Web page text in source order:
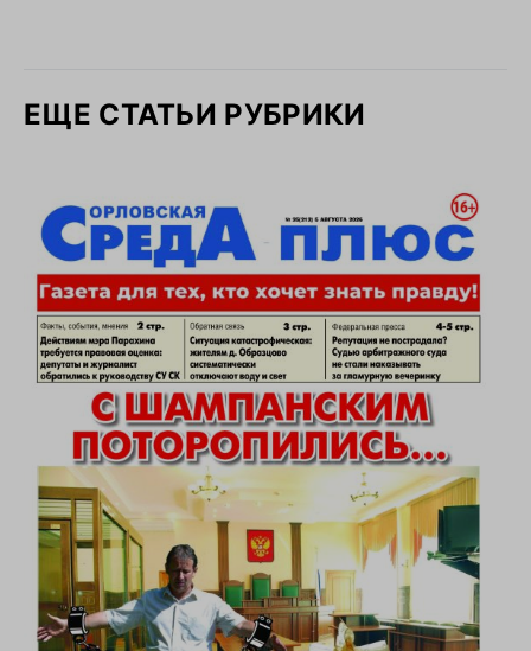
ЕЩЕ СТАТЬИ РУБРИКИ